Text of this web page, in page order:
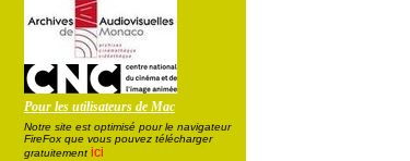
Pour les utilisateurs de Mac
Notre site est optimisé pour le navigateur
FireFox que vous pouvez télécharger
gratuitement ici